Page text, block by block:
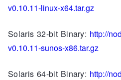
v0.10.11-linux-x64.tar.gz
Solaris 32-bit Binary: http://
v0.10.11-sunos-x86.tar.gz
Solaris 64-bit Binary: http://